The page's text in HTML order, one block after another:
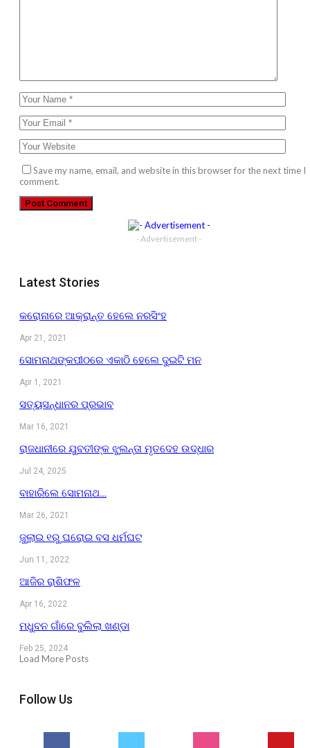
Save my name, email, and website in this browser for the next time I
comment.
- Advertisement -
Latest Stories
କରୋନାରେ ଆକ୍ରାନ୍ତ ହେଲେ ନରସିଂହ
Apr 21, 2021
ସୋମନାଥଙ୍କପୀଠରେ ଏକାଠି ହେଲେ ଦୁଇଟି ମନ
Apr 1, 2021
ସତ୍ୟସନ୍ଧାନର ପ୍ରଭାବ
Mar 16, 2021
ରାଜଧାନୀରେ ଯୁବତୀଙ୍କ ଝୁଲନ୍ତା ମୃତଦେହ ଉଦ୍ଧାର
Jul 24, 2025
ବାହାରିଲେ ସୋମନାଥ…
Mar 26, 2021
ଜୁଲାଇ ୧ରୁ ଘରୋଇ ବସ ଧର୍ମଘଟ
Jun 11, 2022
ଆଜିର ରାଶିଫଳ
Apr 16, 2022
ମଧୁବନ ଗାଁରେ ବୁଲିଲା ଖଣ୍ଡା
Feb 25, 2024
Load More Posts
Follow Us